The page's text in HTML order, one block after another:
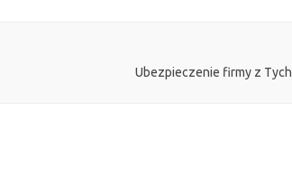
Ubezpieczenie firmy z Tych